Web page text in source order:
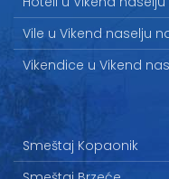
Vile u Vikend naselju
Vikendice u Vikend
Smeštaj Kopaonik